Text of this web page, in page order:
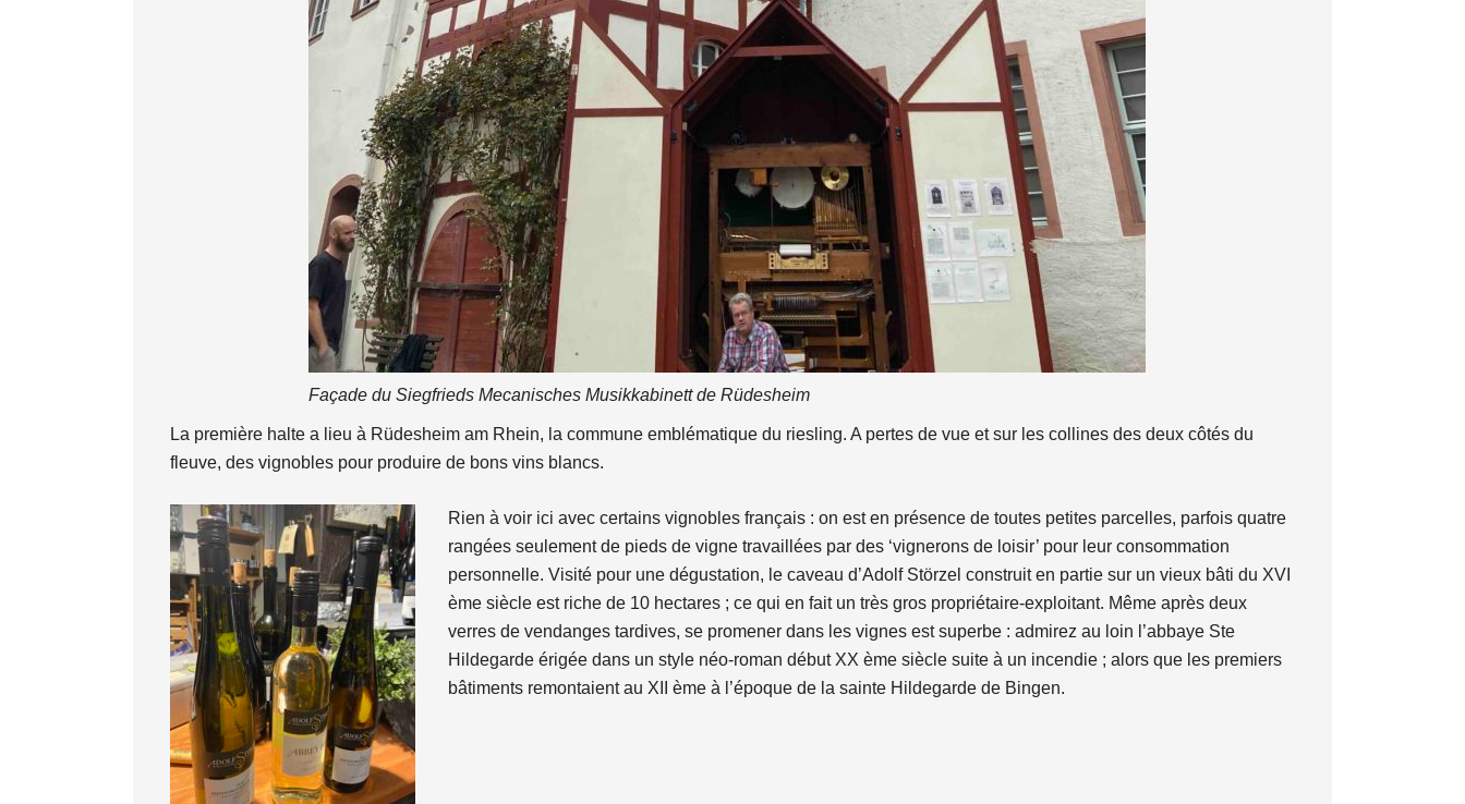
Façade du Siegfrieds Mecanisches Musikkabinett de Rüdesheim
La première halte a lieu à Rüdesheim am Rhein, la commune emblématique du riesling. A pertes de vue et sur les collines des deux côtés du
fleuve, des vignobles pour produire de bons vins blancs.
Rien à voir ici avec certains vignobles français : on est en présence de toutes petites parcelles, parfois quatre
rangées seulement de pieds de vigne travaillées par des ‘vignerons de loisir’ pour leur consommation
personnelle. Visité pour une dégustation, le caveau d’Adolf Störzel construit en partie sur un vieux bâti du XVI
ème siècle est riche de 10 hectares ; ce qui en fait un très gros propriétaire-exploitant. Même après deux
verres de vendanges tardives, se promener dans les vignes est superbe : admirez au loin l’abbaye Ste
Hildegarde érigée dans un style néo-roman début XX ème siècle suite à un incendie ; alors que les premiers
bâtiments remontaient au XII ème à l’époque de la sainte Hildegarde de Bingen.